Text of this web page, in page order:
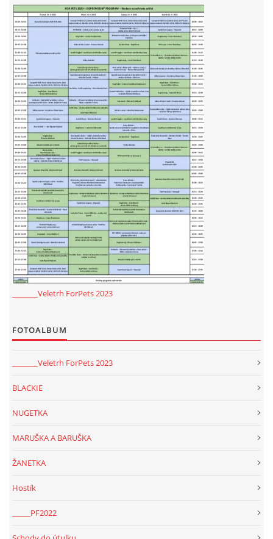
_______Veletrh ForPets 2023
FOTOALBUM
_______Veletrh ForPets 2023
BLACKIE
NUGETKA
MARUŠKA A BARUŠKA
ŽANETKA
Hostík
_____PF2022